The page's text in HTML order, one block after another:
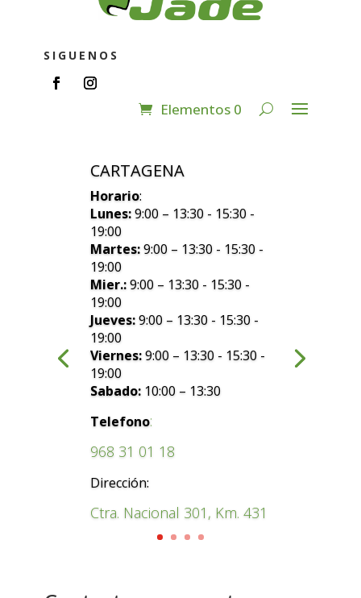
SIGUENOS
Elementos 0
CARTAGENA
Horario:
Lunes:9:00 – 13:30 - 15:30 -
19:00
Martes:9:00 – 13:30 - 15:30 -
19:00
Mier.:9:00 – 13:30 - 15:30 -
19:00
Jueves:9:00 – 13:30 - 15:30 -
19:00
Viernes:9:00 – 13:30 - 15:30 -
19:00
Sabado: 10:00 – 13:30
Telefono:
968 31 01 18
Dirección:
Ctra. Nacional 301, Km. 431